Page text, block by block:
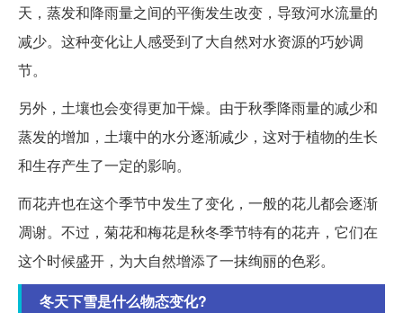
天，蒸发和降雨量之间的平衡发生改变，导致河水流量的
减少。这种变化让人感受到了大自然对水资源的巧妙调
节。
另外，土壤也会变得更加干燥。由于秋季降雨量的减少和
蒸发的增加，土壤中的水分逐渐减少，这对于植物的生长
和生存产生了一定的影响。
而花卉也在这个季节中发生了变化，一般的花儿都会逐渐
凋谢。不过，菊花和梅花是秋冬季节特有的花卉，它们在
这个时候盛开，为大自然增添了一抹绚丽的色彩。
冬天下雪是什么物态变化?